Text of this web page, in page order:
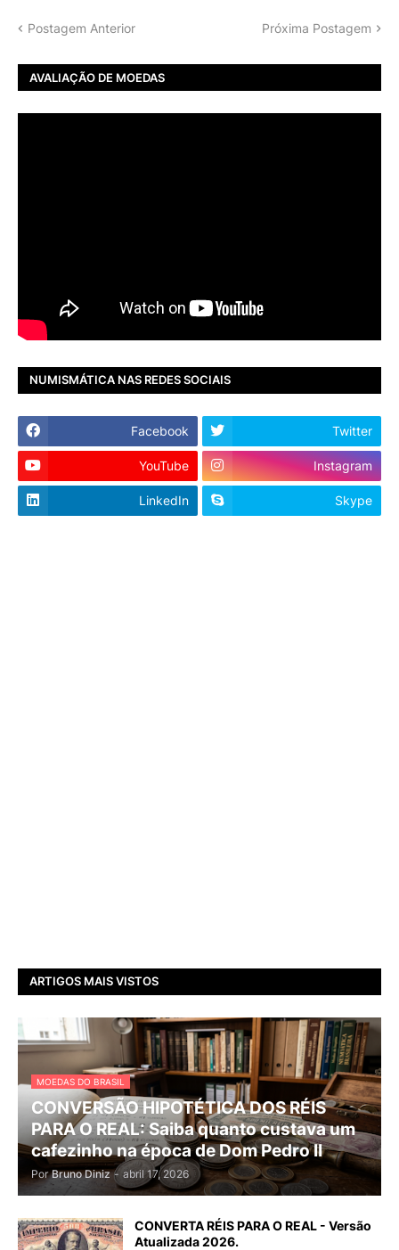
Postagem Anterior Próxima Postagem
AVALIAÇÃO DE MOEDAS
NUMISMÁTICA NAS REDES SOCIAIS
Facebook Twitter
YouTube Instagram
LinkedIn Skype
ARTIGOS MAIS VISTOS
MOEDAS DO BRASIL
CONVERSÃO HIPOTÉTICA DOS RÉIS
PARA O REAL: Saiba quanto custava um
cafezinho na época de Dom Pedro II
Por Bruno Diniz - abril 17, 2026
CONVERTA RÉIS PARA O REAL - Versão
Atualizada 2026.